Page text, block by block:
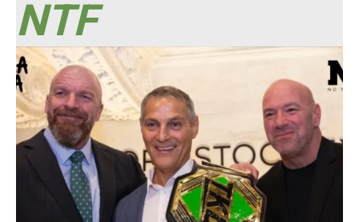
NTF